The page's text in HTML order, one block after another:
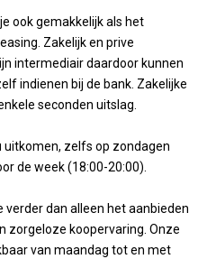
ook gemakkelijk als het
Zakelijk en prive
intermediair daardoor kunnen
indienen bij de bank. Zakelijke
seconden uitslag.
zelfs op zondagen
de week (18:00-20:00).
verder dan alleen het aanbieden
zorgeloze koopervaring. Onze
van maandag tot en met